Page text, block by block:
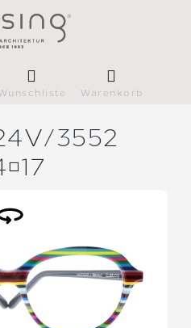
Warenkorb
3552